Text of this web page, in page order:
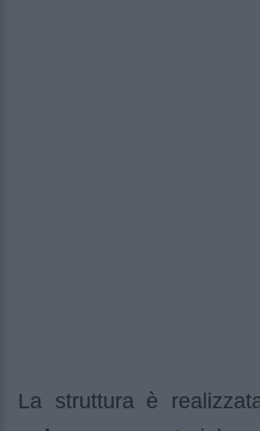
La struttura è